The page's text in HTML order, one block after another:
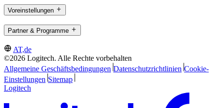
Voreinstellungen
Partner & Programme
AT,de
©2026 Logitech. Alle Rechte vorbehalten
Allgemeine Geschäftsbedingungen Datenschutzrichtlinien Cookie-
Einstellungen Sitemap
Logitech